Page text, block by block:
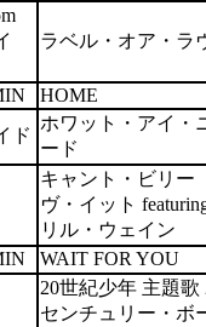
ラベル・オア・ラ
HOME
ド
ホワット・アイ・
ード
キャント・ビリー
ヴ・イット
リル・ウェイン
WAIT FOR YOU
20世紀少年 主題歌
センチュリー・ボ